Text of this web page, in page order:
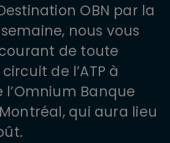
OBN par la
nous vous
de toute
de l’ATP à
l’Omnium Banque
qui aura lieu